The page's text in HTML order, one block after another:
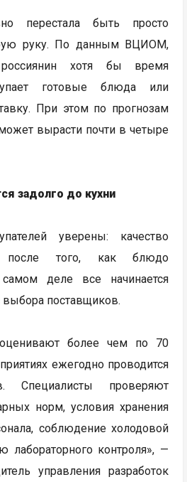
перестала быть просто
руку. По данным ВЦИОМ,
хотя бы время
готовые блюда или
При этом по прогнозам
вырасти почти в четыре
задолго до кухни
уверены: качество
после того, как блюдо
деле все начинается
поставщиков.
более чем по 70
ежегодно проводится
Специалисты проверяют
норм, условия хранения
соблюдение холодовой
лабораторного контроля», —
управления разработок